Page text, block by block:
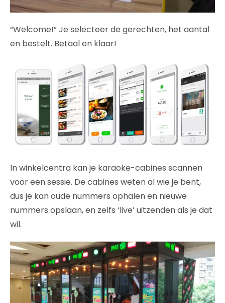
“Welcome!” Je selecteer de gerechten, het aantal
en bestelt. Betaal en klaar!
In winkelcentra kan je karaoke-cabines scannen
voor een sessie. De cabines weten al wie je bent,
dus je kan oude nummers ophalen en nieuwe
nummers opslaan, en zelfs ‘live’ uitzenden als je dat
wil.